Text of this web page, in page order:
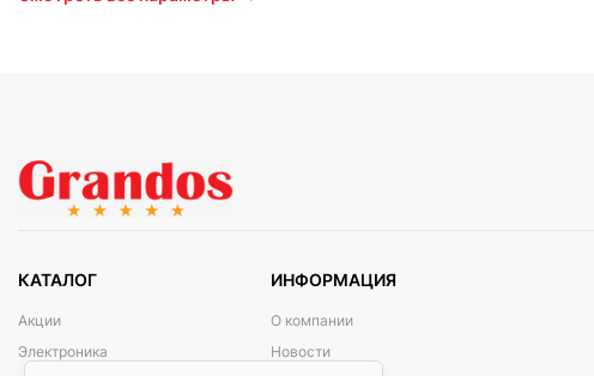
КАТАЛОГ
Акции
Электроника
ИНФОРМАЦИЯ
О компании
Новости